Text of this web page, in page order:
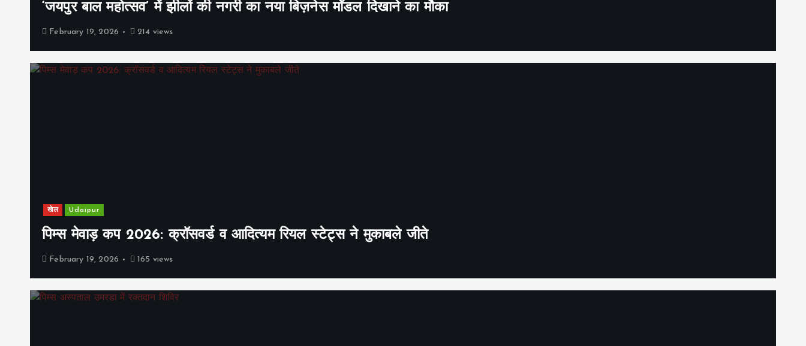
‘जयपुर बाल महोत्सव’ में झीलों की नगरी का नया बिज़नेस मॉडल दिखाने का मौका
February 19, 2026 214 views
खेल Udaipur
पिम्स मेवाड़ कप 2026: क्रॉसवर्ड व आदित्यम रियल स्टेट्स ने मुकाबले जीते
February 19, 2026 165 views